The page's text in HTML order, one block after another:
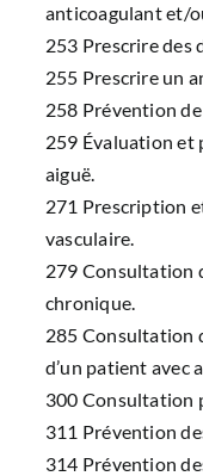
anticoagulant et/
253 Prescrire des
255 Prescrire un
258 Prévention
259 Évaluation et
aiguë.
271 Prescription
vasculaire.
279 Consultation
chronique.
285 Consultation
d’un patient avec
300 Consultation
311 Prévention
314 Prévention